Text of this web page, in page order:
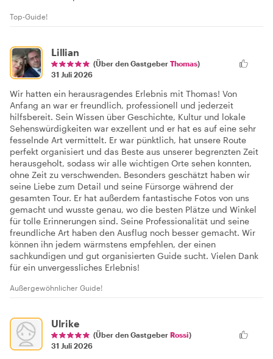
Top-Guide!
Lillian
(Über den Gastgeber Thomas)
31 Juli 2026
Wir hatten ein herausragendes Erlebnis mit Thomas! Von
Anfang an war er freundlich, professionell und jederzeit
hilfsbereit. Sein Wissen über Geschichte, Kultur und lokale
Sehenswürdigkeiten war exzellent und er hat es auf eine sehr
fesselnde Art vermittelt. Er war pünktlich, hat unsere Route
perfekt organisiert und das Beste aus unserer begrenzten Zeit
herausgeholt, sodass wir alle wichtigen Orte sehen konnten,
ohne Zeit zu verschwenden. Besonders geschätzt haben wir
seine Liebe zum Detail und seine Fürsorge während der
gesamten Tour. Er hat außerdem fantastische Fotos von uns
gemacht und wusste genau, wo die besten Plätze und Winkel
für tolle Erinnerungen sind. Seine Professionalität und seine
freundliche Art haben den Ausflug noch besser gemacht. Wir
können ihn jedem wärmstens empfehlen, der einen
sachkundigen und gut organisierten Guide sucht. Vielen Dank
für ein unvergessliches Erlebnis!
Außergewöhnlicher Guide!
Ulrike
(Über den Gastgeber Rossi)
31 Juli 2026